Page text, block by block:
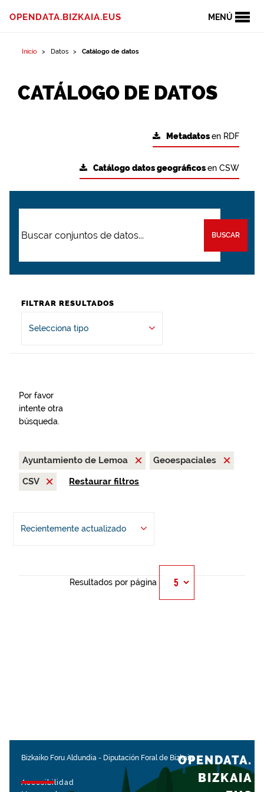
MENÚ
OPENDATA.BIZKAIA.EUS
Inicio Datos Catálogo de datos
CATÁLOGO DE DATOS
Metadatosen RDF
Catálogo datos geográficosen CSW
BUSCAR
FILTRAR RESULTADOS
Selecciona tipo
Por favor
intente otra
búsqueda.
Ayuntamiento de Lemoa
Geoespaciales
CSV
Restaurar filtros
Recientemente actualizado
Resultados por página
Bizkaiko Foru Aldundia - Diputación Foral de Bizkaia
Accesibilidad
OPENDATA.
BIZKAIA